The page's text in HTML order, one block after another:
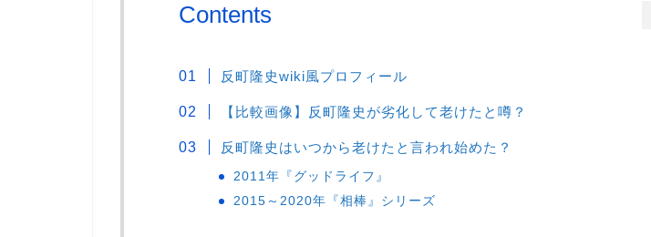
Contents
反町隆史wiki風プロフィール
【比較画像】反町隆史が劣化して老けたと噂？
反町隆史はいつから老けたと言われ始めた？
2011年『グッドライフ』
2015～2020年『相棒』シリーズ